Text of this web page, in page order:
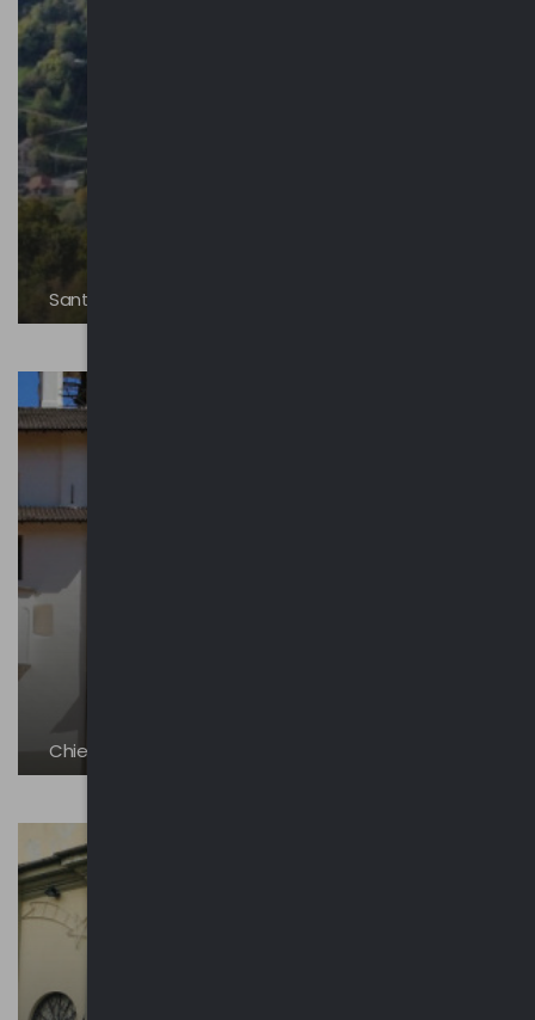
Santuario della Madonna di Breglia
Chiesa di Santa Maria Maddalena | Barna